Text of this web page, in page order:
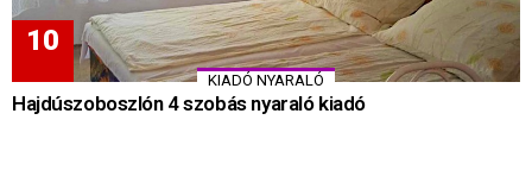
KIADÓ NYARALÓ
Hajdúszoboszlón 4 szobás nyaraló kiadó